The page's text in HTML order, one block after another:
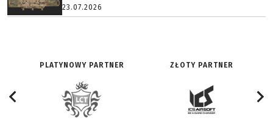
23.07.2026
PLATYNOWY PARTNER ZŁOTY PARTNER